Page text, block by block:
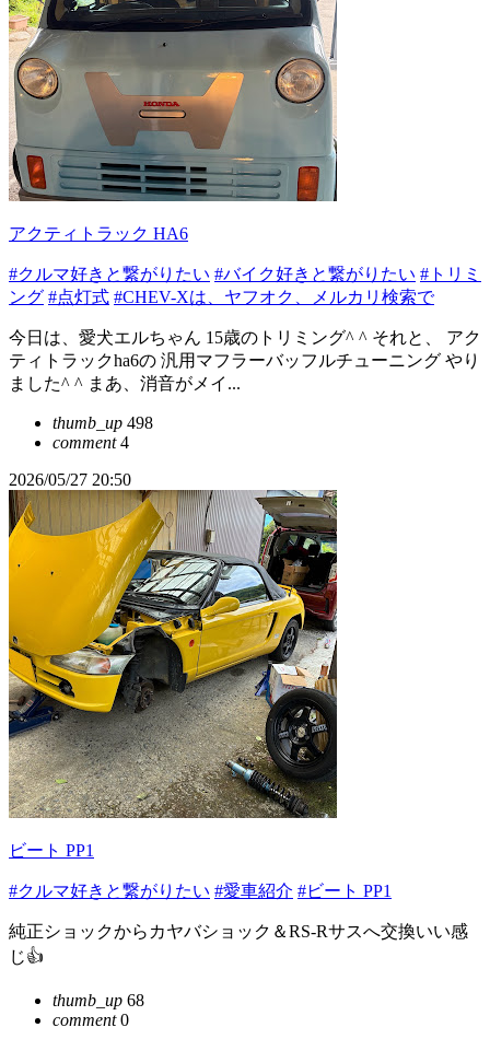
アクティトラック HA6
#クルマ好きと繋がりたい #バイク好きと繋がりたい #トリミ
ング #点灯式 #CHEV-Xは、ヤフオク、メルカリ検索で
今日は、愛犬エルちゃん 15歳のトリミング^ ^ それと、 アク
ティトラックha6の 汎用マフラーバッフルチューニング やり
ました^ ^ まあ、消音がメイ...
thumb_up 498
comment4
2026/05/27 20:50
ビート PP1
#クルマ好きと繋がりたい #愛車紹介 #ビート PP1
純正ショックからカヤバショック＆RS-Rサスへ交換いい感
じ👍
thumb_up 68
comment0